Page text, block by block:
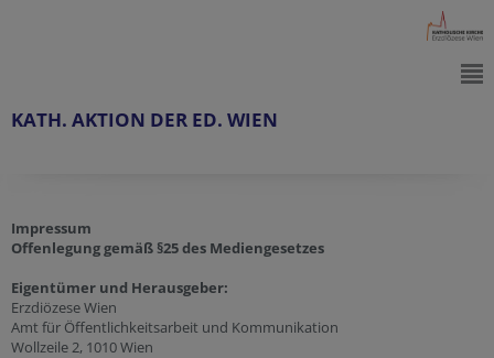
KATH. AKTION DER ED. WIEN
Impressum
Offenlegung gemäß §25 des Mediengesetzes
Eigentümer und Herausgeber:
Erzdiözese Wien
Amt für Öffentlichkeitsarbeit und Kommunikation
Wollzeile 2, 1010 Wien